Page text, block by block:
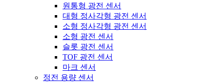
원통형 광전 센서
대형 정사각형 광전 센서
소형 정사각형 광전 센서
소형 광전 센서
슬롯 광전 센서
TOF 광전 센서
마크 센서
정전 용량 센서